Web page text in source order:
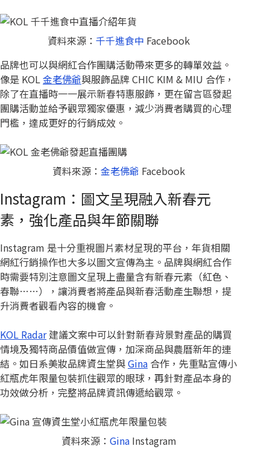
資料來源：千千進食中 Facebook
品牌也可以與網紅合作團購活動帶來更多的轉單效益。
像是 KOL金老佛爺與服飾品牌 CHIC KIM & MIU 合作，
除了在直播時一一展示新春特惠服飾，更在留言區發起
團購活動並給予觀眾獨家優惠，減少消費者購買的心理
門檻，達成更好的行銷成效。
資料來源：金老佛爺 Facebook
Instagram：圖文呈現融入新春元
素，強化產品與年節關聯
Instagram 是十分重視圖片素材呈現的平台，年貨相關
網紅行銷操作也大多以圖文宣傳為主。品牌與網紅合作
時需要特別注意圖文呈現上盡量含有新春元素（紅色、
春聯……），讓消費者將產品與新春活動產生聯想，提
升消費者觀看內容的機會。
KOL Radar建議文案中可以針對新春背景對產品的購買
情境及獨特商品價值做宣傳，加深商品與農曆新年的連
結。如日系美妝品牌資生堂與Gina 合作，先重點宣傳小
紅瓶虎年限量包裝抓住觀眾的眼球，再針對產品本身的
功效做分析，完整將品牌資訊傳遞給觀眾。
資料來源： GinaInstagram